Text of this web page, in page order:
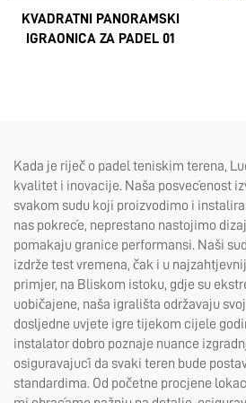
KVADRATNI PANORAMSKI
IGRAONICA ZA PADEL 01
Kada je riječ o padel teniskim terena,
kvalitet i inovacije. Naša posvećenost
svakom sudu koji proizvodimo i
nas pokreće, neprestano nastojimo
pomakaju granice performansi. Naši
izdrže test vremena, čak i u
primjer, na Bliskom istoku, gdje su
uobičajene, naša igrališta održavaju
dosljedne uvjete igre tijekom cijele
instalator dobro poznaje nuance
osiguravajući da svaki teren bude
standardima. Od početne procjene